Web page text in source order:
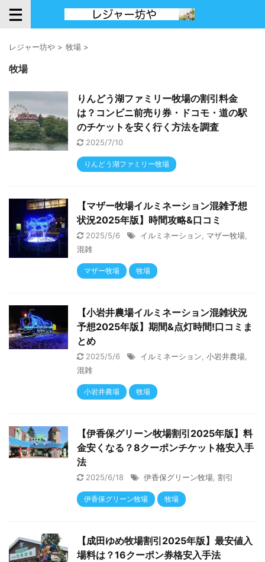
レジャー坊や > 牧場 >
牧場
りんどう湖ファミリー牧場の割引料金
は？コンビニ前売り券・ドコモ・道の駅
のチケットを安く行く方法を調査
2025/7/10
りんどう湖ファミリー牧場
【マザー牧場イルミネーション混雑予想
状況2025年版】時間攻略&口コミ
2025/5/6 イルミネーション マザー牧場
混雑
マザー牧場 牧場
【小岩井農場イルミネーション混雑状況
予想2025年版】期間&点灯時間!口コミま
とめ
2025/5/6 イルミネーション 小岩井農場
混雑
小岩井農場 牧場
【伊香保グリーン牧場割引2025年版】料
金安くなる？8クーポンチケット格安入手
法
2025/6/18 伊香保グリーン牧場 割引
伊香保グリーン牧場 牧場
【成田ゆめ牧場割引2025年版】最安値入
場料は？16クーポン券格安入手法